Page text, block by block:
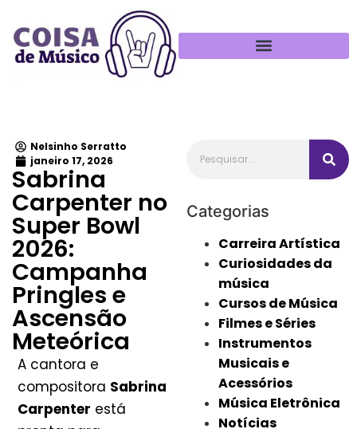
Nelsinho Serratto
janeiro 17, 2026
Sabrina
Carpenter no
Super Bowl
2026:
Campanha
Pringles e
Ascensão
Meteórica
A cantora e
compositora Sabrina
Carpenter está
Categorias
Carreira Artística
Curiosidades da
música
Cursos de Música
Filmes e Séries
Instrumentos
Musicais e
Acessórios
Música Eletrônica
Notícias